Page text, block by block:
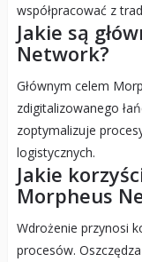
współpracować z
Jakie są
Network?
Głównym celem
zdigitalizowanego
zoptymalizuje
logistycznych.
Jakie
Morpheus
Wdrożenie przynosi
procesów.